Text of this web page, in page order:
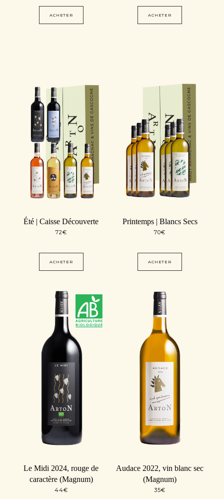
ACHETER ACHETER
Été | Caisse Découverte
72€
ACHETER
Printemps | Blancs Secs
70€
ACHETER
Le Midi 2024, rouge de
caractère (Magnum)
44€
Audace 2022, vin blanc sec
(Magnum)
35€